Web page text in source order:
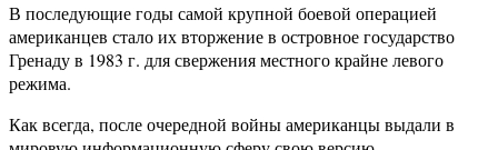
В последующие годы самой крупной боевой операцией
американцев стало их вторжение в островное государство
Гренаду в 1983 г. для свержения местного крайне левого
режима.
Как всегда, после очередной войны американцы выдали в